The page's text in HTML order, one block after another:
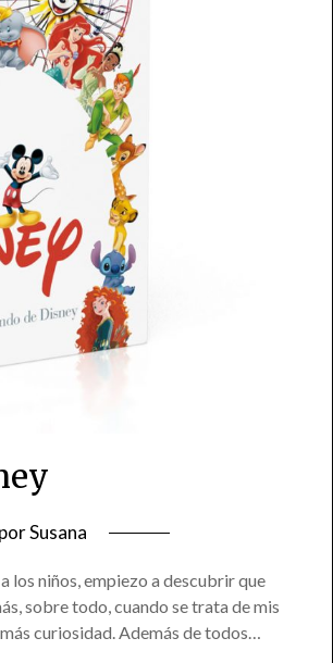
porSusana
los niños, empiezo a descubrir que
sobre todo, cuando se trata de mis
curiosidad. Además de todos…